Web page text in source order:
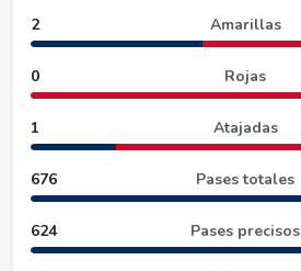
2 Amarillas
0 Rojas
1 Atajadas
676 Pases totales
624 Pases precisos